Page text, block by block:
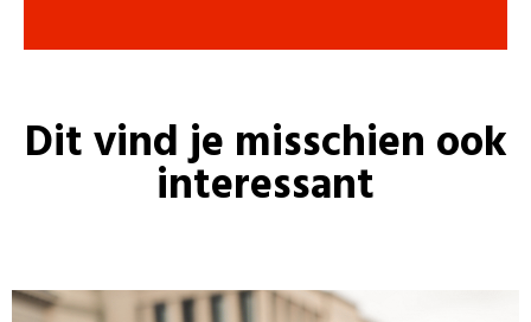
Dit vind je misschien ook
interessant